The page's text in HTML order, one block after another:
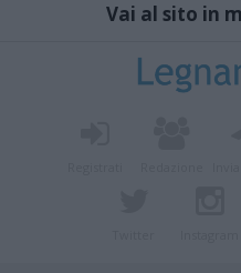
Vai al sito in